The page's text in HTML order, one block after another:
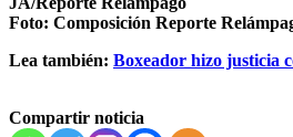
Foto: Composición Reporte
Lea también: Boxeador hizo justicia
Compartir noticia